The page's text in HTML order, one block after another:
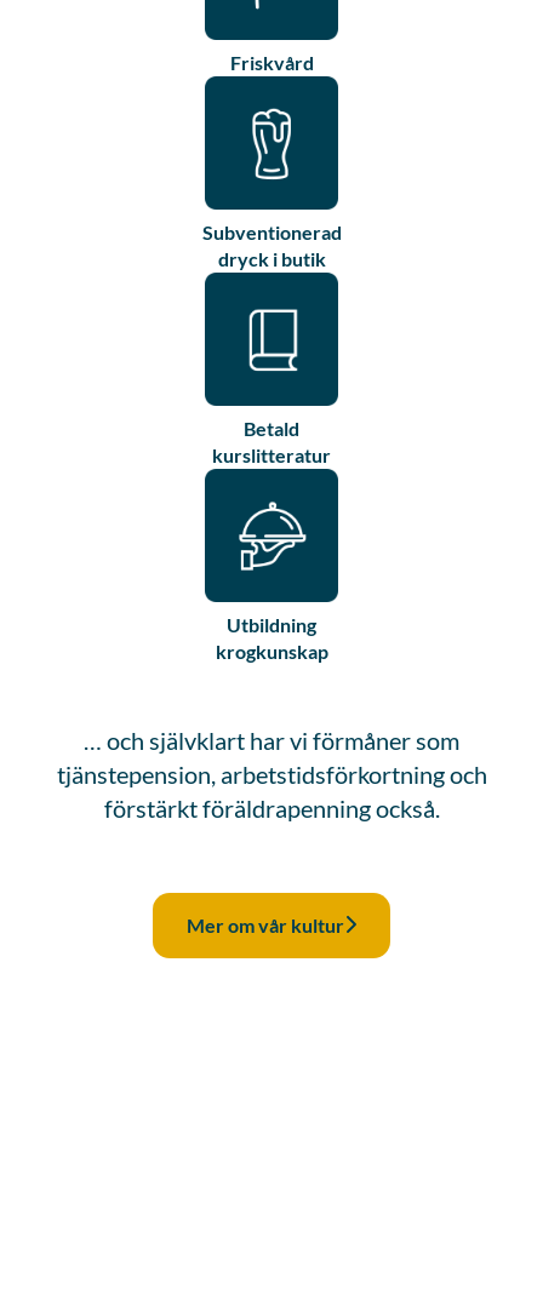
Friskvård
Subventionerad
dryck i butik
Betald
kurslitteratur
Utbildning
krogkunskap
… och självklart har vi förmåner som
tjänstepension, arbetstidsförkortning och
förstärkt föräldrapenning också.
Mer om vår kultur